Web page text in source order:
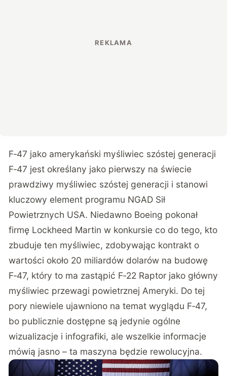
F‑47 jako amerykański myśliwiec szóstej generacji
F‑47 jest określany jako pierwszy na świecie
prawdziwy myśliwiec szóstej generacji i stanowi
kluczowy element programu NGAD Sił
Powietrznych USA. Niedawno Boeing pokonał
firmę Lockheed Martin w konkursie co do tego, kto
zbuduje ten myśliwiec, zdobywając kontrakt o
wartości około 20 miliardów dolarów na budowę
F‑47, który to ma zastąpić F‑22 Raptor jako główny
myśliwiec przewagi powietrznej Ameryki. Do tej
pory niewiele ujawniono na temat wyglądu F‑47,
bo publicznie dostępne są jedynie ogólne
wizualizacje i infografiki, ale wszelkie informacje
mówią jasno – ta maszyna będzie rewolucyjna.